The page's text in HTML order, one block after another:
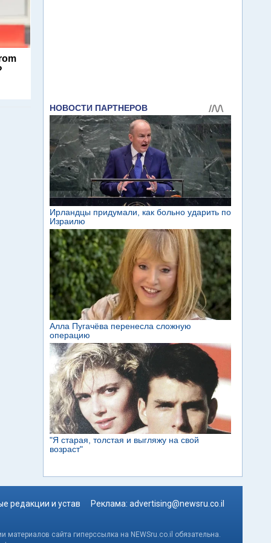
редакции и устав Реклама: advertising@newsru.co.il
сайта гиперссылка на NEWSru.co.il обязательна.